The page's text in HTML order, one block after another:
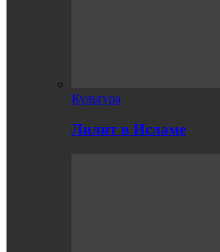
Культура
Лилит в Исламе